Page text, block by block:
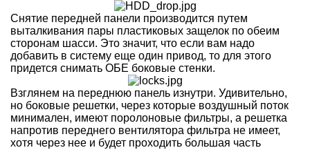
Снятие передней панели производится путем
выталкивания пары пластиковых защелок по обеим
сторонам шасси. Это значит, что если вам надо
добавить в систему еще один привод, то для этого
придется снимать ОБЕ боковые стенки.
Взглянем на переднюю панель изнутри. Удивительно,
но боковые решетки, через которые воздушный поток
минимален, имеют поролоновые фильтры, а решетка
напротив переднего вентилятора фильтра не имеет,
хотя через нее и будет проходить большая часть